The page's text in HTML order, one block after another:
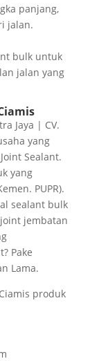
panjang,
jalan.
bulk untuk
jalan yang
Jaya | CV.
yang
Sealant.
yang
PUPR).
sealant bulk
jembatan
Pake
Lama.
produk